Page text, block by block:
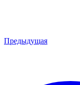
Предыдущая